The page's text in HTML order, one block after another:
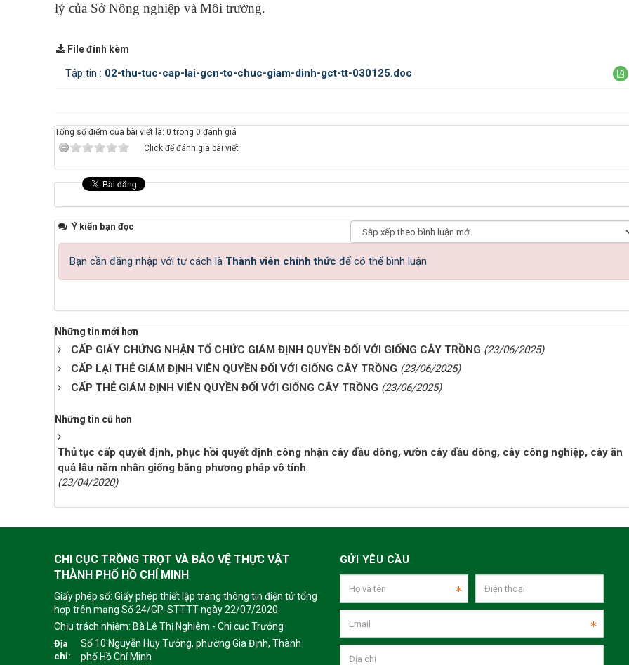
lý của Sở Nông nghiệp và Môi trường.
File đính kèm
Tập tin : 02-thu-tuc-cap-lai-gcn-to-chuc-giam-dinh-gct-tt-030125.doc
Tổng số điểm của bài viết là: 0 trong 0 đánh giá
Click để đánh giá bài viết
Ý kiến bạn đọc
Bạn cần đăng nhập với tư cách là Thành viên chính thức để có thể bình luận
Những tin mới hơn
CẤP GIẤY CHỨNG NHẬN TỔ CHỨC GIÁM ĐỊNH QUYỀN ĐỐI VỚI GIỐNG CÂY TRỒNG (23/06/2025)
CẤP LẠI THẺ GIÁM ĐỊNH VIÊN QUYỀN ĐỐI VỚI GIỐNG CÂY TRỒNG (23/06/2025)
CẤP THẺ GIÁM ĐỊNH VIÊN QUYỀN ĐỐI VỚI GIỐNG CÂY TRỒNG (23/06/2025)
Những tin cũ hơn
Thủ tục cấp quyết định, phục hồi quyết định công nhận cây đầu dòng, vườn cây đầu dòng, cây công nghiệp, cây ăn
quả lâu năm nhân giống bằng phương pháp vô tính
(23/04/2020)
CHI CỤC TRỒNG TRỌT VÀ BẢO VỆ THỰC VẬT
THÀNH PHỐ HỒ CHÍ MINH
Giấy phép số: Giấy phép thiết lập trang thông tin điện tử tổng
hợp trên mạng Số 24/GP-STTTT ngày 22/07/2020
Chịu trách nhiệm: Bà Lê Thị Nghiêm - Chi cục Trưởng
Địa
chỉ:
Số 10 Nguyễn Huy Tưởng, phường Gia Định, Thành
phố Hồ Chí Minh
GỬI YÊU CẦU